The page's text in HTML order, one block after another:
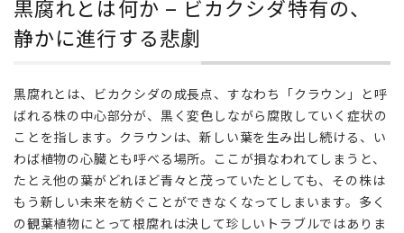
は何
か –
ビカ
ダ特
有
の、
静か
に進
行す
る悲
劇
黒腐れとは何か – ビカクシダ特有の、
静かに進行する悲劇
黒腐れとは、ビカクシダの成長点、すなわち「クラウン」と呼
ばれる株の中心部分が、黒く変色しながら腐敗していく症状の
ことを指します。クラウンは、新しい葉を生み出し続ける、い
わば植物の心臓とも呼べる場所。ここが損なわれてしまうと、
たとえ他の葉がどれほど青々と茂っていたとしても、その株は
もう新しい未来を紡ぐことができなくなってしまいます。多く
の観葉植物にとって根腐れは決して珍しいトラブルではありま